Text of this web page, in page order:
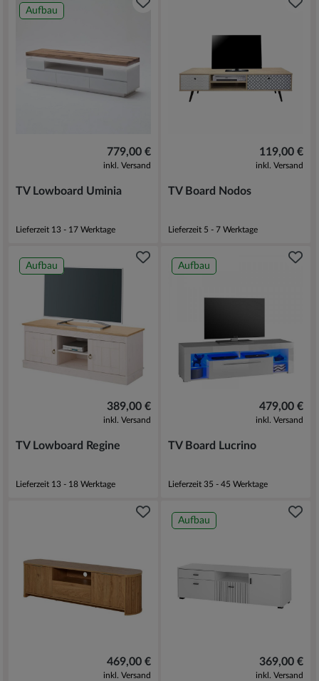
Aufbau
779,00 €
inkl. Versand
TV Lowboard Uminia
Lieferzeit 13 - 17 Werktage
119,00 €
inkl. Versand
TV Board Nodos
Lieferzeit 5 - 7 Werktage
Aufbau
389,00 €
inkl. Versand
TV Lowboard Regine
Lieferzeit 13 - 18 Werktage
Aufbau
479,00 €
inkl. Versand
TV Board Lucrino
Lieferzeit 35 - 45 Werktage
469,00 €
inkl. Versand
Aufbau
369,00 €
inkl. Versand